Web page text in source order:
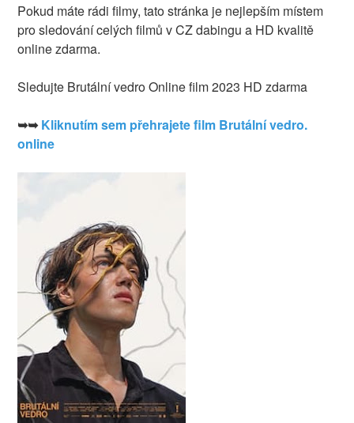
Pokud máte rádi filmy, tato stránka je nejlepším místem
pro sledování celých filmů v CZ dabingu a HD kvalitě
online zdarma.
Sledujte Brutální vedro Online film 2023 HD zdarma
➥➥Kliknutím sem přehrajete film Brutální vedro.
online